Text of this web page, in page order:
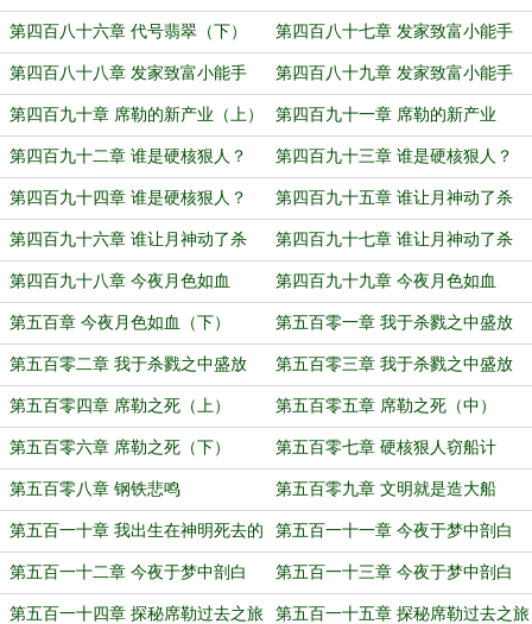
第四百八十六章 代号翡翠（下） 第四百八十七章 发家致富小能手
（上）
第四百八十八章 发家致富小能手
（中）
第四百八十九章 发家致富小能手
（下）
第四百九十章 席勒的新产业（上） 第四百九十一章 席勒的新产业
（下）
第四百九十二章 谁是硬核狠人？
（上）
第四百九十三章 谁是硬核狠人？
（中）
第四百九十四章 谁是硬核狠人？
（下）
第四百九十五章 谁让月神动了杀
心？（上）
第四百九十六章 谁让月神动了杀
心？（中）
第四百九十七章 谁让月神动了杀
心？（下）
第四百九十八章 今夜月色如血
（上）
第四百九十九章 今夜月色如血
（中）
第五百章 今夜月色如血（下） 第五百零一章 我于杀戮之中盛放
（上）
第五百零二章 我于杀戮之中盛放
（中）
第五百零三章 我于杀戮之中盛放
（下）
第五百零四章 席勒之死（上） 第五百零五章 席勒之死（中）
第五百零六章 席勒之死（下） 第五百零七章 硬核狠人窃船计
第五百零八章 钢铁悲鸣 第五百零九章 文明就是造大船
第五百一十章 我出生在神明死去的
地方
第五百一十一章 今夜于梦中剖白
（上）
第五百一十二章 今夜于梦中剖白
（中）
第五百一十三章 今夜于梦中剖白
（下）
第五百一十四章 探秘席勒过去之旅 第五百一十五章 探秘席勒过去之旅